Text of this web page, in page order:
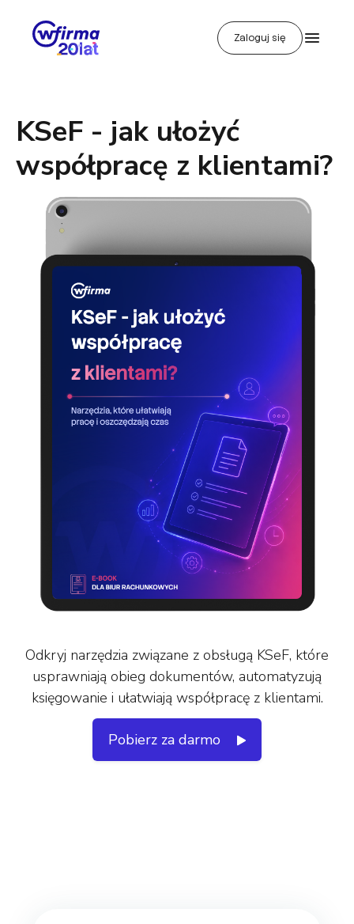
Zaloguj się
KSeF - jak ułożyć
współpracę z klientami?
Odkryj narzędzia związane z obsługą KSeF, które
usprawniają obieg dokumentów, automatyzują
księgowanie i ułatwiają współpracę z klientami.
Pobierz za darmo